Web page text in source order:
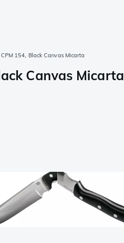
154, Black Canvas Micarta
Canvas Micarta